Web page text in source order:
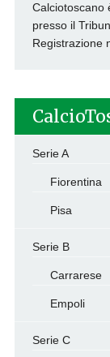
Calciotoscano
presso il
Registrazione
Serie A
Fiorentina
Pisa
Serie B
Carrarese
Empoli
Serie C